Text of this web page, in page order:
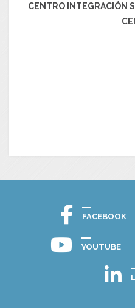
CENTRO INTEGRACIÓN
FACEBOOK
YOUTUBE